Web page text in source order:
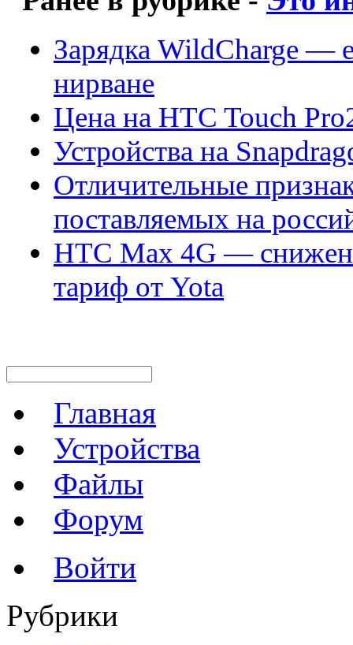
Зарядка WildCharge —
нирване
Цена на HTC Touch
Устройства на
Отличительные
поставляемых на
HTC Max 4G —
тариф от Yota
Главная
Устройства
Файлы
Форум
Войти
Рубрики